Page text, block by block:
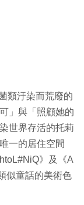
類汙染而荒廢的
」與「照顧她的
世界存活的托莉
一的居住空間
》及《A
似童話的美術色